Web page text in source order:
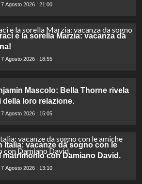
7 Agosto 2026 : 21:00
e la sorella Marzia: vacanza da
7 Agosto 2026 : 18:55
Mascolo: Bella Thorne rivela
loro relazione.
7 Agosto 2026 : 15:05
Italia: vacanze da sogno con le
matrimonio con Damiano David.
7 Agosto 2026 : 13:10